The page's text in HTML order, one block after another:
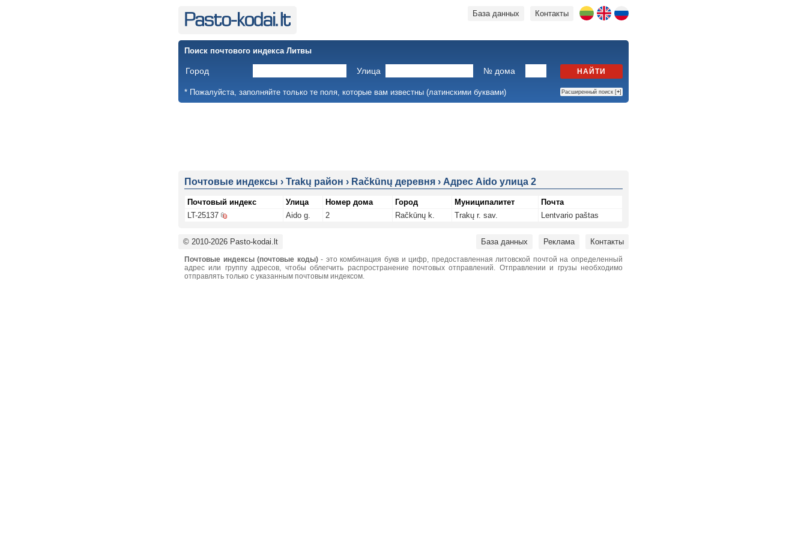
Контакты
База данных
Поиск почтового индекса Литвы
Город Улица № дома НАЙТИ
* Пожалуйста, заполняйте только те поля, которые вам известны (латинскими буквами) Расширенный поиск [+]
Почтовые индексы › Trakų район › Račkūnų деревня › Адрес Aido улица 2
Почтовый индекс Улица Номер дома Город Муниципалитет
Почта
LT-25137
Aido g. 2 Račkūnų k. Trakų r. sav. Lentvario paštas
© 2010-2026 Pasto-kodai.lt База данных Реклама Контакты
Почтовые индексы (почтовые коды)- это комбинация букв и цифр, предоставленная литовской почтой на определенный
адрес или группу адресов, чтобы облегчить распространение почтовых отправлений. Отправлении и грузы необходимо
отправлять только с указанным почтовым индексом.